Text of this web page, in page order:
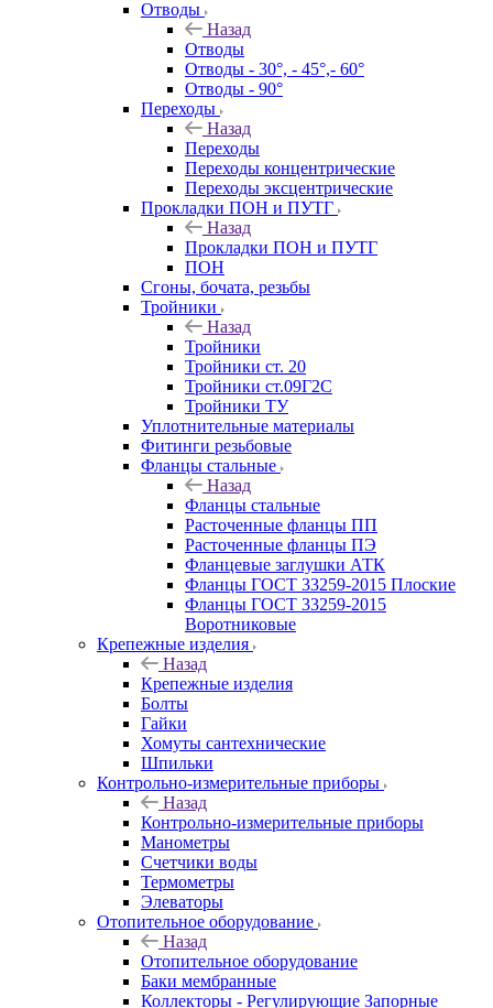
Отводы
Назад
Отводы
Отводы - 30°, - 45°,- 60°
Отводы - 90°
Переходы
Назад
Переходы
Переходы концентрические
Переходы эксцентрические
Прокладки ПОН и ПУТГ
Назад
Прокладки ПОН и ПУТГ
ПОН
Сгоны, бочата, резьбы
Тройники
Назад
Тройники
Тройники ст. 20
Тройники ст.09Г2С
Тройники ТУ
Уплотнительные материалы
Фитинги резьбовые
Фланцы стальные
Назад
Фланцы стальные
Расточенные фланцы ПП
Расточенные фланцы ПЭ
Фланцевые заглушки АТК
Фланцы ГОСТ 33259-2015 Плоские
Фланцы ГОСТ 33259-2015
Воротниковые
Крепежные изделия
Назад
Крепежные изделия
Болты
Гайки
Хомуты сантехнические
Шпильки
Контрольно-измерительные приборы
Назад
Контрольно-измерительные приборы
Манометры
Счетчики воды
Термометры
Элеваторы
Отопительное оборудование
Назад
Отопительное оборудование
Баки мембранные
Коллекторы - Регулирующие Запорные